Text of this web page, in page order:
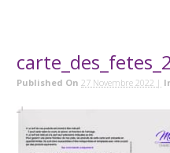
Published On 27 Novembre 2022 |